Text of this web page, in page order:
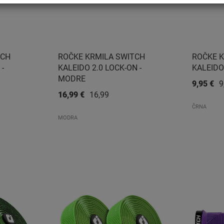
-
ROČKE KRMILA SWITCH
KALEIDO 2.0 LOCK-ON -
MODRE
MODRA
16,99 €
16,99 €
ROČKE
ČRNA
9,95 €